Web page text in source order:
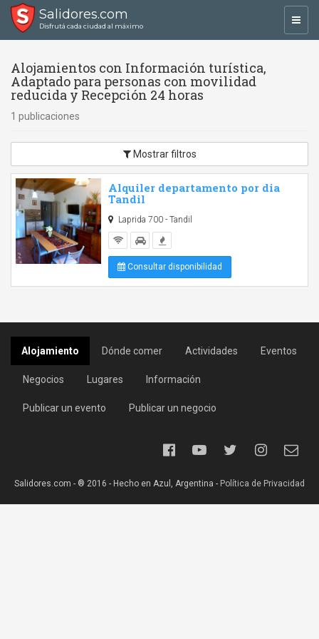
Salidores.com
Disfrutá cada ciudad al máximo
Alojamientos con Información turística,
Adaptado para personas con movilidad
reducida y Recepción 24 horas
1 publicaciones
Mostrar filtros
Alquiler departamento por dia
Tandil
Laprida 700 - Tandil
Consultar disponibilidad
Alojamiento Dónde comer Actividades Eventos
Negocios Lugares Información
Publicar un evento Publicar un negocio
Salidores.com - ® 2016 - Hecho en Azul, Argentina - Política de Privacidad